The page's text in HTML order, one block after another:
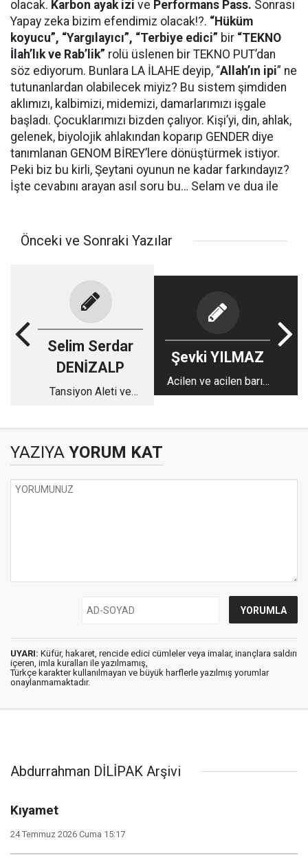
olacak. Karbon ayak izi ve Performans Pass. Sonrası
Yapay zeka bizim efendimiz olacak!?. “Hüküm
koyucu”, “Yargılayıcı”, “Terbiye edici” bir “TEKNO
İlah’lık ve Rab’lik” rolü üslenen bir TEKNO PUT’dan
söz ediyorum. Bunlara LA İLAHE deyip, “Allah’ın ipi” ne
tutunanlardan olabilecek miyiz? Bu sistem şimdiden
aklımızı, kalbimizi, midemizi, damarlarımızı işgale
başladı. Çocuklarımızı bizden çalıyor. Kişi’yi, din, ahlak,
gelenek, biyolojik ahlakından koparıp GENDER diye
tanımlanan GENOM BİREY’lere dönüştürmek istiyor.
Peki biz bu kirli, Şeytani oyunun ne kadar farkındayız?
İşte cevabını arayan asıl soru bu… Selam ve dua ile
Önceki ve Sonraki Yazılar
Selim Serdar
DENİZALP
Tansiyon Aleti ve
Şevki YILMAZ
Acilen ve acilen barış
gücü Gazze’ye!
YAZIYA YORUM KAT
UYARI: Küfür, hakaret, rencide edici cümleler veya imalar, inançlara saldırı
içeren, imla kuralları ile yazılmamış,
Türkçe karakter kullanılmayan ve büyük harflerle yazılmış yorumlar
onaylanmamaktadır.
Abdurrahman DİLİPAK Arşivi
Kıyamet
24 Temmuz 2026 Cuma 15:17